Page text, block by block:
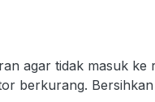
agar tidak masuk
berkurang.